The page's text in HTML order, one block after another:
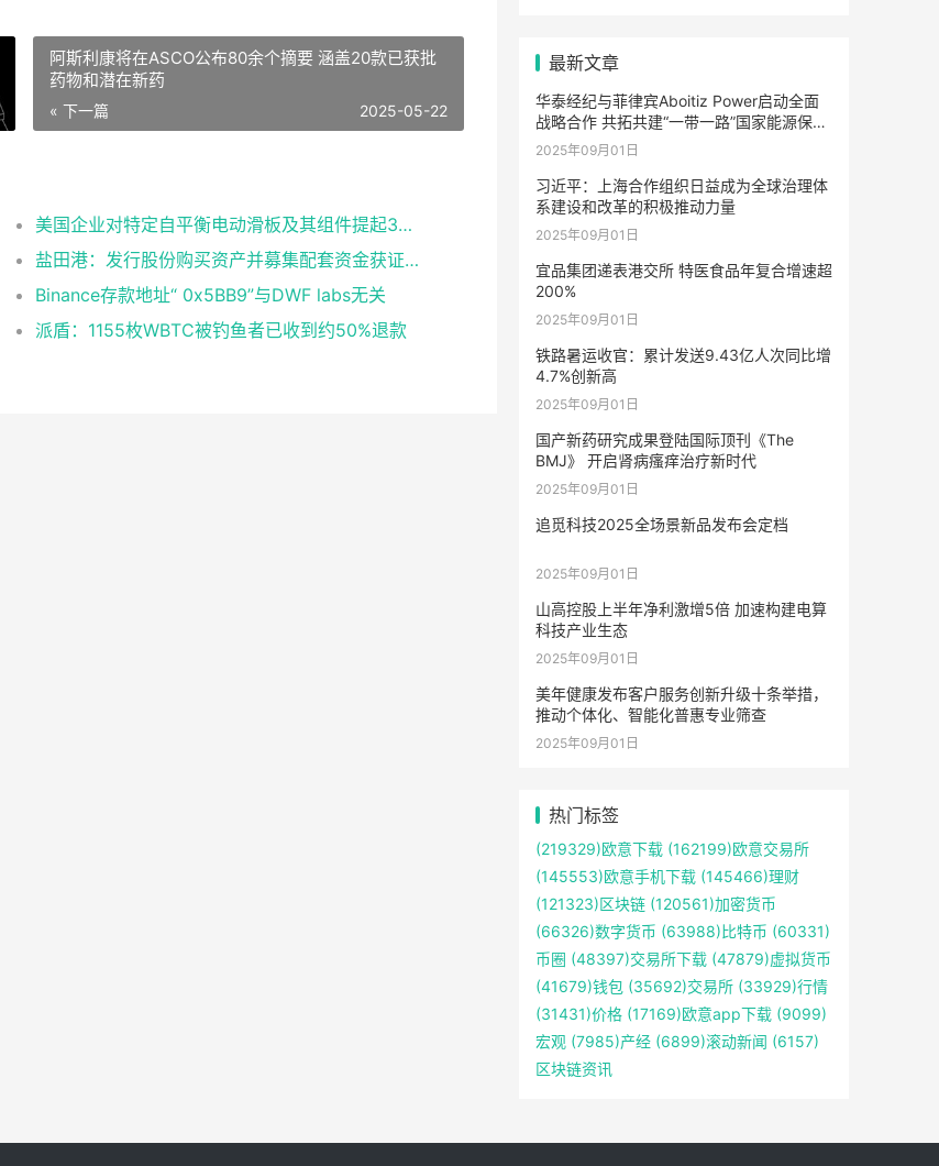
阿斯利康将在ASCO公布80余个摘要 涵盖20款已获批
药物和潜在新药
« 下一篇 2025-05-22
美国企业对特定自平衡电动滑板及其组件提起337调查申请
盐田港：发行股份购买资产并募集配套资金获证监会同意注册批复
Binance存款地址“ 0x5BB9”与DWF labs无关
派盾：1155枚WBTC被钓鱼者已收到约50%退款
最新文章
华泰经纪与菲律宾Aboitiz Power启动全面
战略合作 共拓共建“一带一路”国家能源保险
市场合作新路径
2025年09月01日
习近平：上海合作组织日益成为全球治理体
系建设和改革的积极推动力量
2025年09月01日
宜品集团递表港交所 特医食品年复合增速超
200%
2025年09月01日
铁路暑运收官：累计发送9.43亿人次同比增
4.7%创新高
2025年09月01日
国产新药研究成果登陆国际顶刊《The
BMJ》 开启肾病瘙痒治疗新时代
2025年09月01日
追觅科技2025全场景新品发布会定档
2025年09月01日
山高控股上半年净利激增5倍 加速构建电算
科技产业生态
2025年09月01日
美年健康发布客户服务创新升级十条举措，
推动个体化、智能化普惠专业筛查
2025年09月01日
热门标签
(219329)欧意下载 (162199)欧意交易所
(145553)欧意手机下载 (145466)理财
(121323)区块链 (120561)加密货币
(66326)数字货币 (63988)比特币 (60331)
币圈 (48397)交易所下载 (47879)虚拟货币
(41679)钱包 (35692)交易所 (33929)行情
(31431)价格 (17169)欧意app下载 (9099)
宏观 (7985)产经 (6899)滚动新闻 (6157)
区块链资讯